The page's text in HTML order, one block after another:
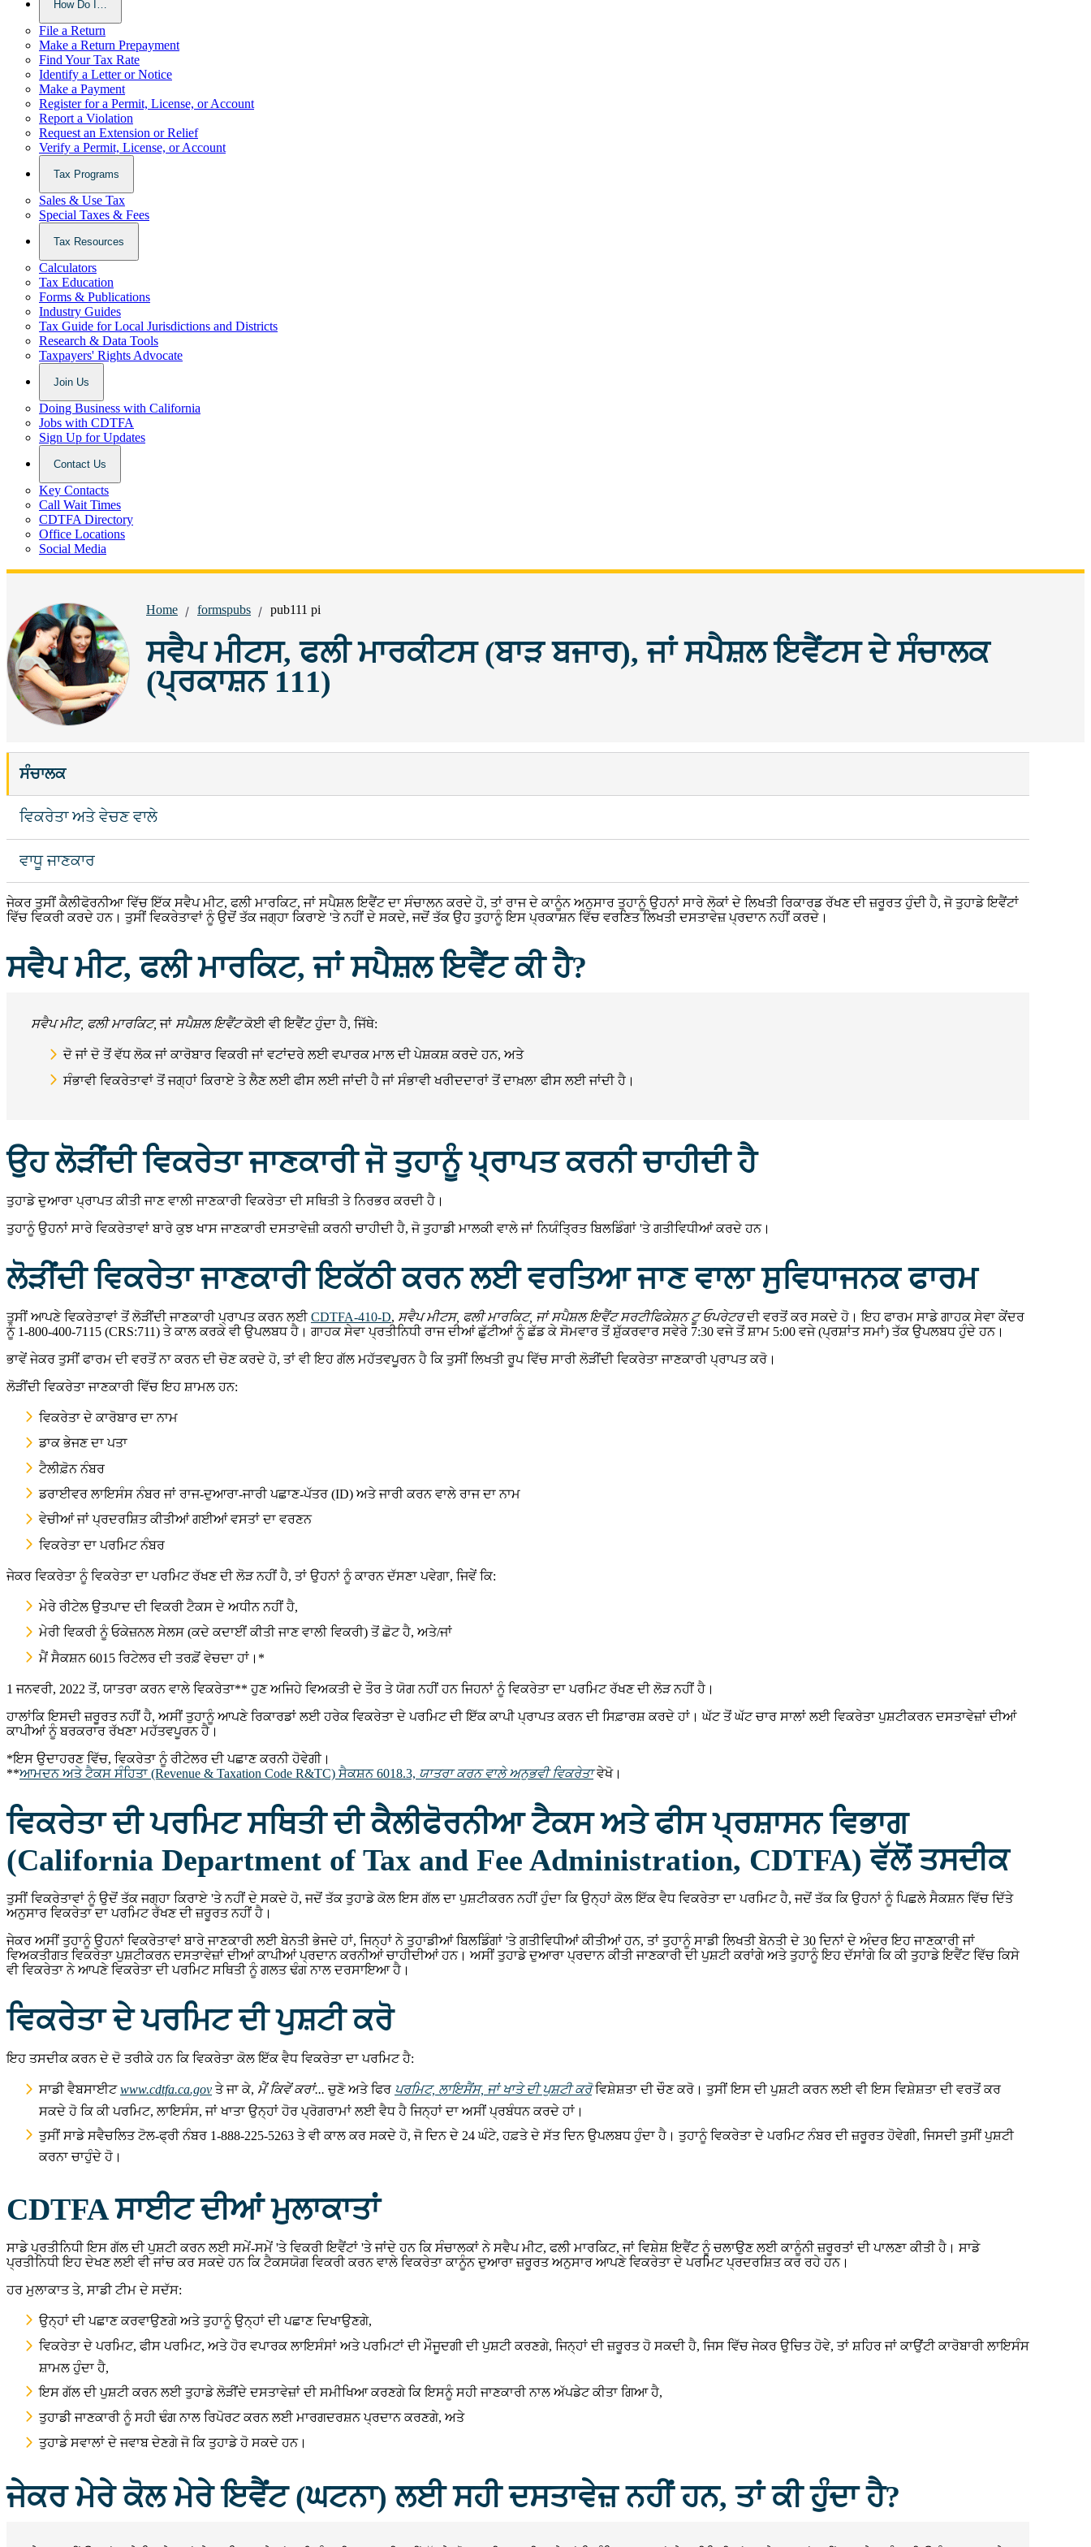
How Do I…
File a Return
Make a Return Prepayment
Find Your Tax Rate
Identify a Letter or Notice
Make a Payment
Register for a Permit, License, or Account
Report a Violation
Request an Extension or Relief
Verify a Permit, License, or Account
Tax Programs
Sales & Use Tax
Special Taxes & Fees
Tax Resources
Calculators
Tax Education
Forms & Publications
Industry Guides
Tax Guide for Local Jurisdictions and Districts
Research & Data Tools
Taxpayers' Rights Advocate
Join Us
Doing Business with California
Jobs with CDTFA
Sign Up for Updates
Contact Us
Key Contacts
Call Wait Times
CDTFA Directory
Office Locations
Social Media
Breadcrumbs: Home formspubs pub111 pi
ਸਵੈਪ ਮੀਟਸ, ਫਲੀ ਮਾਰਕੀਟਸ (ਬਾੜ ਬਜਾਰ), ਜਾਂ ਸਪੈਸ਼ਲ ਇਵੈਂਟਸ ਦੇ ਸੰਚਾਲਕ
(ਪ੍ਰਕਾਸ਼ਨ 111)
ਸੰਚਾਲਕ
ਵਿਕਰੇਤਾ ਅਤੇ ਵੇਚਣ ਵਾਲੇ
ਵਾਧੂ ਜਾਣਕਾਰ
ਜੇਕਰ ਤੁਸੀਂ ਕੈਲੀਫੋਰਨੀਆ ਵਿੱਚ ਇੱਕ ਸਵੈਪ ਮੀਟ, ਫਲੀ ਮਾਰਕਿਟ, ਜਾਂ ਸਪੈਸ਼ਲ ਇਵੈਂਟ ਦਾ ਸੰਚਾਲਨ ਕਰਦੇ ਹੋ, ਤਾਂ ਰਾਜ ਦੇ ਕਾਨੂੰਨ ਅਨੁਸਾਰ ਤੁਹਾਨੂੰ ਉਹਨਾਂ ਸਾਰੇ ਲੋਕਾਂ ਦੇ ਲਿਖਤੀ ਰਿਕਾਰਡ ਰੱਖਣ ਦੀ ਜ਼ਰੂਰਤ ਹੁੰਦੀ ਹੈ, ਜੋ ਤੁਹਾਡੇ ਇਵੈਂਟਾਂ
ਵਿੱਚ ਵਿਕਰੀ ਕਰਦੇ ਹਨ। ਤੁਸੀਂ ਵਿਕਰੇਤਾਵਾਂ ਨੂੰ ਉਦੋਂ ਤੱਕ ਜਗ੍ਹਾ ਕਿਰਾਏ 'ਤੇ ਨਹੀਂ ਦੇ ਸਕਦੇ, ਜਦੋਂ ਤੱਕ ਉਹ ਤੁਹਾਨੂੰ ਇਸ ਪ੍ਰਕਾਸ਼ਨ ਵਿੱਚ ਵਰਣਿਤ ਲਿਖਤੀ ਦਸਤਾਵੇਜ਼ ਪ੍ਰਦਾਨ ਨਹੀਂ ਕਰਦੇ।
ਸਵੈਪ ਮੀਟ, ਫਲੀ ਮਾਰਕਿਟ, ਜਾਂ ਸਪੈਸ਼ਲ ਇਵੈਂਟ ਕੀ ਹੈ?
ਸਵੈਪ ਮੀਟ, ਫਲੀ ਮਾਰਕਿਟ,ਜਾਂ ਸਪੈਸ਼ਲ ਇਵੈਂਟਕੋਈ ਵੀ ਇਵੈਂਟ ਹੁੰਦਾ ਹੈ, ਜਿੱਥੇ:
ਦੋ ਜਾਂ ਦੋ ਤੋਂ ਵੱਧ ਲੋਕ ਜਾਂ ਕਾਰੋਬਾਰ ਵਿਕਰੀ ਜਾਂ ਵਟਾਂਦਰੇ ਲਈ ਵਪਾਰਕ ਮਾਲ ਦੀ ਪੇਸ਼ਕਸ਼ ਕਰਦੇ ਹਨ, ਅਤੇ
ਸੰਭਾਵੀ ਵਿਕਰੇਤਾਵਾਂ ਤੋਂ ਜਗ੍ਹਾਂ ਕਿਰਾਏ ਤੇ ਲੈਣ ਲਈ ਫੀਸ ਲਈ ਜਾਂਦੀ ਹੈ ਜਾਂ ਸੰਭਾਵੀ ਖਰੀਦਦਾਰਾਂ ਤੋਂ ਦਾਖ਼ਲਾ ਫੀਸ ਲਈ ਜਾਂਦੀ ਹੈ।
ਉਹ ਲੋੜੀਂਦੀ ਵਿਕਰੇਤਾ ਜਾਣਕਾਰੀ ਜੋ ਤੁਹਾਨੂੰ ਪ੍ਰਾਪਤ ਕਰਨੀ ਚਾਹੀਦੀ ਹੈ
ਤੁਹਾਡੇ ਦੁਆਰਾ ਪ੍ਰਾਪਤ ਕੀਤੀ ਜਾਣ ਵਾਲੀ ਜਾਣਕਾਰੀ ਵਿਕਰੇਤਾ ਦੀ ਸਥਿਤੀ ਤੇ ਨਿਰਭਰ ਕਰਦੀ ਹੈ।
ਤੁਹਾਨੂੰ ਉਹਨਾਂ ਸਾਰੇ ਵਿਕਰੇਤਾਵਾਂ ਬਾਰੇ ਕੁਝ ਖਾਸ ਜਾਣਕਾਰੀ ਦਸਤਾਵੇਜ਼ੀ ਕਰਨੀ ਚਾਹੀਦੀ ਹੈ, ਜੋ ਤੁਹਾਡੀ ਮਾਲਕੀ ਵਾਲੇ ਜਾਂ ਨਿਯੰਤ੍ਰਿਤ ਬਿਲਡਿੰਗਾਂ 'ਤੇ ਗਤੀਵਿਧੀਆਂ ਕਰਦੇ ਹਨ।
ਲੋੜੀਂਦੀ ਵਿਕਰੇਤਾ ਜਾਣਕਾਰੀ ਇਕੱਠੀ ਕਰਨ ਲਈ ਵਰਤਿਆ ਜਾਣ ਵਾਲਾ ਸੁਵਿਧਾਜਨਕ ਫਾਰਮ
ਤੁਸੀਂ ਆਪਣੇ ਵਿਕਰੇਤਾਵਾਂ ਤੋਂ ਲੋੜੀਂਦੀ ਜਾਣਕਾਰੀ ਪ੍ਰਾਪਤ ਕਰਨ ਲਈCDTFA-410-D, ਸਵੈਪ ਮੀਟਸ, ਫਲੀ ਮਾਰਕਿਟ, ਜਾਂ ਸਪੈਸ਼ਲ ਇਵੈਂਟ ਸਰਟੀਫਿਕੇਸ਼ਨ ਟੂ ਓਪਰੇਟਰਦੀ ਵਰਤੋਂ ਕਰ ਸਕਦੇ ਹੋ। ਇਹ ਫਾਰਮ ਸਾਡੇ ਗਾਹਕ ਸੇਵਾ ਕੇਂਦਰ
ਨੂੰ 1‑800‑400‑7115 (CRS:711) ਤੇ ਕਾਲ ਕਰਕੇ ਵੀ ਉਪਲਬਧ ਹੈ। ਗਾਹਕ ਸੇਵਾ ਪ੍ਰਤੀਨਿਧੀ ਰਾਜ ਦੀਆਂ ਛੁੱਟੀਆਂ ਨੂੰ ਛੱਡ ਕੇ ਸੋਮਵਾਰ ਤੋਂ ਸ਼ੁੱਕਰਵਾਰ ਸਵੇਰੇ 7:30 ਵਜੇ ਤੋਂ ਸ਼ਾਮ 5:00 ਵਜੇ (ਪ੍ਰਸ਼ਾਂਤ ਸਮਾਂ) ਤੱਕ ਉਪਲਬਧ ਹੁੰਦੇ ਹਨ।
ਭਾਵੇਂ ਜੇਕਰ ਤੁਸੀਂ ਫਾਰਮ ਦੀ ਵਰਤੋਂ ਨਾ ਕਰਨ ਦੀ ਚੋਣ ਕਰਦੇ ਹੋ, ਤਾਂ ਵੀ ਇਹ ਗੱਲ ਮਹੱਤਵਪੂਰਨ ਹੈ ਕਿ ਤੁਸੀਂ ਲਿਖਤੀ ਰੂਪ ਵਿੱਚ ਸਾਰੀ ਲੋੜੀਂਦੀ ਵਿਕਰੇਤਾ ਜਾਣਕਾਰੀ ਪ੍ਰਾਪਤ ਕਰੋ।
ਲੋੜੀਂਦੀ ਵਿਕਰੇਤਾ ਜਾਣਕਾਰੀ ਵਿੱਚ ਇਹ ਸ਼ਾਮਲ ਹਨ:
ਵਿਕਰੇਤਾ ਦੇ ਕਾਰੋਬਾਰ ਦਾ ਨਾਮ
ਡਾਕ ਭੇਜਣ ਦਾ ਪਤਾ
ਟੈਲੀਫ਼ੋਨ ਨੰਬਰ
ਡਰਾਈਵਰ ਲਾਇਸੰਸ ਨੰਬਰ ਜਾਂ ਰਾਜ-ਦੁਆਰਾ-ਜਾਰੀ ਪਛਾਣ-ਪੱਤਰ (ID) ਅਤੇ ਜਾਰੀ ਕਰਨ ਵਾਲੇ ਰਾਜ ਦਾ ਨਾਮ
ਵੇਚੀਆਂ ਜਾਂ ਪ੍ਰਦਰਸ਼ਿਤ ਕੀਤੀਆਂ ਗਈਆਂ ਵਸਤਾਂ ਦਾ ਵਰਣਨ
ਵਿਕਰੇਤਾ ਦਾ ਪਰਮਿਟ ਨੰਬਰ
ਜੇਕਰ ਵਿਕਰੇਤਾ ਨੂੰ ਵਿਕਰੇਤਾ ਦਾ ਪਰਮਿਟ ਰੱਖਣ ਦੀ ਲੋੜ ਨਹੀਂ ਹੈ, ਤਾਂ ਉਹਨਾਂ ਨੂੰ ਕਾਰਨ ਦੱਸਣਾ ਪਵੇਗਾ, ਜਿਵੇਂ ਕਿ:
ਮੇਰੇ ਰੀਟੇਲ ਉਤਪਾਦ ਦੀ ਵਿਕਰੀ ਟੈਕਸ ਦੇ ਅਧੀਨ ਨਹੀਂ ਹੈ,
ਮੇਰੀ ਵਿਕਰੀ ਨੂੰ ਓਕੇਜ਼ਨਲ ਸੇਲਸ (ਕਦੇ ਕਦਾਈਂ ਕੀਤੀ ਜਾਣ ਵਾਲੀ ਵਿਕਰੀ) ਤੋਂ ਛੋਟ ਹੈ, ਅਤੇ/ਜਾਂ
ਮੈਂ ਸੈਕਸ਼ਨ 6015 ਰਿਟੇਲਰ ਦੀ ਤਰਫ਼ੋਂ ਵੇਚਦਾ ਹਾਂ।*
1 ਜਨਵਰੀ, 2022 ਤੋਂ, ਯਾਤਰਾ ਕਰਨ ਵਾਲੇ ਵਿਕਰੇਤਾ** ਹੁਣ ਅਜਿਹੇ ਵਿਅਕਤੀ ਦੇ ਤੌਰ ਤੇ ਯੋਗ ਨਹੀਂ ਹਨ ਜਿਹਨਾਂ ਨੂੰ ਵਿਕਰੇਤਾ ਦਾ ਪਰਮਿਟ ਰੱਖਣ ਦੀ ਲੋੜ ਨਹੀਂ ਹੈ।
ਹਾਲਾਂਕਿ ਇਸਦੀ ਜ਼ਰੂਰਤ ਨਹੀਂ ਹੈ, ਅਸੀਂ ਤੁਹਾਨੂੰ ਆਪਣੇ ਰਿਕਾਰਡਾਂ ਲਈ ਹਰੇਕ ਵਿਕਰੇਤਾ ਦੇ ਪਰਮਿਟ ਦੀ ਇੱਕ ਕਾਪੀ ਪ੍ਰਾਪਤ ਕਰਨ ਦੀ ਸਿਫ਼ਾਰਸ਼ ਕਰਦੇ ਹਾਂ। ਘੱਟ ਤੋਂ ਘੱਟ ਚਾਰ ਸਾਲਾਂ ਲਈ ਵਿਕਰੇਤਾ ਪੁਸ਼ਟੀਕਰਨ ਦਸਤਾਵੇਜ਼ਾਂ ਦੀਆਂ
ਕਾਪੀਆਂ ਨੂੰ ਬਰਕਰਾਰ ਰੱਖਣਾ ਮਹੱਤਵਪੂਰਨ ਹੈ।
*ਇਸ ਉਦਾਹਰਣ ਵਿੱਚ, ਵਿਕਰੇਤਾ ਨੂੰ ਰੀਟੇਲਰ ਦੀ ਪਛਾਣ ਕਰਨੀ ਹੋਵੇਗੀ।
**ਆਮਦਨ ਅਤੇ ਟੈਕਸ ਸੰਹਿਤਾ (Revenue & Taxation Code R&TC) ਸੈਕਸ਼ਨ 6018.3, ਯਾਤਰਾ ਕਰਨ ਵਾਲੇ ਅਨੁਭਵੀ ਵਿਕਰੇਤਾਵੇਖੋ।
ਵਿਕਰੇਤਾ ਦੀ ਪਰਮਿਟ ਸਥਿਤੀ ਦੀ ਕੈਲੀਫੋਰਨੀਆ ਟੈਕਸ ਅਤੇ ਫੀਸ ਪ੍ਰਸ਼ਾਸਨ ਵਿਭਾਗ
(California Department of Tax and Fee Administration, CDTFA) ਵੱਲੋਂ ਤਸਦੀਕ
ਤੁਸੀਂ ਵਿਕਰੇਤਾਵਾਂ ਨੂੰ ਉਦੋਂ ਤੱਕ ਜਗ੍ਹਾ ਕਿਰਾਏ 'ਤੇ ਨਹੀਂ ਦੇ ਸਕਦੇ ਹੋ, ਜਦੋਂ ਤੱਕ ਤੁਹਾਡੇ ਕੋਲ ਇਸ ਗੱਲ ਦਾ ਪੁਸ਼ਟੀਕਰਨ ਨਹੀਂ ਹੁੰਦਾ ਕਿ ਉਨ੍ਹਾਂ ਕੋਲ ਇੱਕ ਵੈਧ ਵਿਕਰੇਤਾ ਦਾ ਪਰਮਿਟ ਹੈ, ਜਦੋਂ ਤੱਕ ਕਿ ਉਹਨਾਂ ਨੂੰ ਪਿਛਲੇ ਸੈਕਸ਼ਨ ਵਿੱਚ ਦਿੱਤੇ
ਅਨੁਸਾਰ ਵਿਕਰੇਤਾ ਦਾ ਪਰਮਿਟ ਰੱਖਣ ਦੀ ਜ਼ਰੂਰਤ ਨਹੀਂ ਹੈ।
ਜੇਕਰ ਅਸੀਂ ਤੁਹਾਨੂੰ ਉਹਨਾਂ ਵਿਕਰੇਤਾਵਾਂ ਬਾਰੇ ਜਾਣਕਾਰੀ ਲਈ ਬੇਨਤੀ ਭੇਜਦੇ ਹਾਂ, ਜਿਨ੍ਹਾਂ ਨੇ ਤੁਹਾਡੀਆਂ ਬਿਲਡਿੰਗਾਂ 'ਤੇ ਗਤੀਵਿਧੀਆਂ ਕੀਤੀਆਂ ਹਨ, ਤਾਂ ਤੁਹਾਨੂੰ ਸਾਡੀ ਲਿਖਤੀ ਬੇਨਤੀ ਦੇ 30 ਦਿਨਾਂ ਦੇ ਅੰਦਰ ਇਹ ਜਾਣਕਾਰੀ ਜਾਂ
ਵਿਅਕਤੀਗਤ ਵਿਕਰੇਤਾ ਪੁਸ਼ਟੀਕਰਨ ਦਸਤਾਵੇਜ਼ਾਂ ਦੀਆਂ ਕਾਪੀਆਂ ਪ੍ਰਦਾਨ ਕਰਨੀਆਂ ਚਾਹੀਦੀਆਂ ਹਨ। ਅਸੀਂ ਤੁਹਾਡੇ ਦੁਆਰਾ ਪ੍ਰਦਾਨ ਕੀਤੀ ਜਾਣਕਾਰੀ ਦੀ ਪੁਸ਼ਟੀ ਕਰਾਂਗੇ ਅਤੇ ਤੁਹਾਨੂੰ ਇਹ ਦੱਸਾਂਗੇ ਕਿ ਕੀ ਤੁਹਾਡੇ ਇਵੈਂਟ ਵਿੱਚ ਕਿਸੇ
ਵੀ ਵਿਕਰੇਤਾ ਨੇ ਆਪਣੇ ਵਿਕਰੇਤਾ ਦੀ ਪਰਮਿਟ ਸਥਿਤੀ ਨੂੰ ਗਲਤ ਢੰਗ ਨਾਲ ਦਰਸਾਇਆ ਹੈ।
ਵਿਕਰੇਤਾ ਦੇ ਪਰਮਿਟ ਦੀ ਪੁਸ਼ਟੀ ਕਰੋ
ਇਹ ਤਸਦੀਕ ਕਰਨ ਦੇ ਦੋ ਤਰੀਕੇ ਹਨ ਕਿ ਵਿਕਰੇਤਾ ਕੋਲ ਇੱਕ ਵੈਧ ਵਿਕਰੇਤਾ ਦਾ ਪਰਮਿਟ ਹੈ:
ਸਾਡੀ ਵੈਬਸਾਈਟwww.cdtfa.ca.gov ਤੇ ਜਾ ਕੇ, ਮੈਂ ਕਿਵੇਂ ਕਰਾਂ... ਚੁਣੋ ਅਤੇ ਫਿਰ ਪਰਮਿਟ, ਲਾਇਸੈਂਸ, ਜਾਂ ਖਾਤੇ ਦੀ ਪੁਸ਼ਟੀ ਕਰੋਵਿਸ਼ੇਸ਼ਤਾ ਦੀ ਚੌਣ ਕਰੋ। ਤੁਸੀਂ ਇਸ ਦੀ ਪੁਸ਼ਟੀ ਕਰਨ ਲਈ ਵੀ ਇਸ ਵਿਸ਼ੇਸ਼ਤਾ ਦੀ ਵਰਤੋਂ ਕਰ
ਸਕਦੇ ਹੋ ਕਿ ਕੀ ਪਰਮਿਟ, ਲਾਇਸੰਸ, ਜਾਂ ਖਾਤਾ ਉਨ੍ਹਾਂ ਹੋਰ ਪ੍ਰੋਗਰਾਮਾਂ ਲਈ ਵੈਧ ਹੈ ਜਿਨ੍ਹਾਂ ਦਾ ਅਸੀਂ ਪ੍ਰਬੰਧਨ ਕਰਦੇ ਹਾਂ।
ਤੁਸੀਂ ਸਾਡੇ ਸਵੈਚਲਿਤ ਟੋਲ-ਫ੍ਰੀ ਨੰਬਰ 1-888-225-5263 ਤੇ ਵੀ ਕਾਲ ਕਰ ਸਕਦੇ ਹੋ, ਜੋ ਦਿਨ ਦੇ 24 ਘੰਟੇ, ਹਫ਼ਤੇ ਦੇ ਸੱਤ ਦਿਨ ਉਪਲਬਧ ਹੁੰਦਾ ਹੈ। ਤੁਹਾਨੂੰ ਵਿਕਰੇਤਾ ਦੇ ਪਰਮਿਟ ਨੰਬਰ ਦੀ ਜ਼ਰੂਰਤ ਹੋਵੇਗੀ, ਜਿਸਦੀ ਤੁਸੀਂ ਪੁਸ਼ਟੀ
ਕਰਨਾ ਚਾਹੁੰਦੇ ਹੋ।
CDTFA ਸਾਈਟ ਦੀਆਂ ਮੁਲਾਕਾਤਾਂ
ਸਾਡੇ ਪ੍ਰਤੀਨਿਧੀ ਇਸ ਗੱਲ ਦੀ ਪੁਸ਼ਟੀ ਕਰਨ ਲਈ ਸਮੇਂ-ਸਮੇਂ 'ਤੇ ਵਿਕਰੀ ਇਵੈਂਟਾਂ 'ਤੇ ਜਾਂਦੇ ਹਨ ਕਿ ਸੰਚਾਲਕਾਂ ਨੇ ਸਵੈਪ ਮੀਟ, ਫਲੀ ਮਾਰਕਿਟ, ਜਾਂ ਵਿਸ਼ੇਸ਼ ਇਵੈਂਟ ਨੂੰ ਚਲਾਉਣ ਲਈ ਕਾਨੂੰਨੀ ਜ਼ਰੂਰਤਾਂ ਦੀ ਪਾਲਣਾ ਕੀਤੀ ਹੈ। ਸਾਡੇ
ਪ੍ਰਤੀਨਿਧੀ ਇਹ ਦੇਖਣ ਲਈ ਵੀ ਜਾਂਚ ਕਰ ਸਕਦੇ ਹਨ ਕਿ ਟੈਕਸਯੋਗ ਵਿਕਰੀ ਕਰਨ ਵਾਲੇ ਵਿਕਰੇਤਾ ਕਾਨੂੰਨ ਦੁਆਰਾ ਜ਼ਰੂਰਤ ਅਨੁਸਾਰ ਆਪਣੇ ਵਿਕਰੇਤਾ ਦੇ ਪਰਮਿਟ ਪ੍ਰਦਰਸ਼ਿਤ ਕਰ ਰਹੇ ਹਨ।
ਹਰ ਮੁਲਾਕਾਤ ਤੇ, ਸਾਡੀ ਟੀਮ ਦੇ ਸਦੱਸ:
ਉਨ੍ਹਾਂ ਦੀ ਪਛਾਣ ਕਰਵਾਉਣਗੇ ਅਤੇ ਤੁਹਾਨੂੰ ਉਨ੍ਹਾਂ ਦੀ ਪਛਾਣ ਦਿਖਾਉਣਗੇ,
ਵਿਕਰੇਤਾ ਦੇ ਪਰਮਿਟ, ਫੀਸ ਪਰਮਿਟ, ਅਤੇ ਹੋਰ ਵਪਾਰਕ ਲਾਇਸੰਸਾਂ ਅਤੇ ਪਰਮਿਟਾਂ ਦੀ ਮੌਜੂਦਗੀ ਦੀ ਪੁਸ਼ਟੀ ਕਰਣਗੇ, ਜਿਨ੍ਹਾਂ ਦੀ ਜ਼ਰੂਰਤ ਹੋ ਸਕਦੀ ਹੈ, ਜਿਸ ਵਿੱਚ ਜੇਕਰ ਉਚਿਤ ਹੋਵੇ, ਤਾਂ ਸ਼ਹਿਰ ਜਾਂ ਕਾਉਂਟੀ ਕਾਰੋਬਾਰੀ ਲਾਇਸੰਸ
ਸ਼ਾਮਲ ਹੁੰਦਾ ਹੈ,
ਇਸ ਗੱਲ ਦੀ ਪੁਸ਼ਟੀ ਕਰਨ ਲਈ ਤੁਹਾਡੇ ਲੋੜੀਂਦੇ ਦਸਤਾਵੇਜ਼ਾਂ ਦੀ ਸਮੀਖਿਆ ਕਰਣਗੇ ਕਿ ਇਸਨੂੰ ਸਹੀ ਜਾਣਕਾਰੀ ਨਾਲ ਅੱਪਡੇਟ ਕੀਤਾ ਗਿਆ ਹੈ,
ਤੁਹਾਡੀ ਜਾਣਕਾਰੀ ਨੂੰ ਸਹੀ ਢੰਗ ਨਾਲ ਰਿਪੋਰਟ ਕਰਨ ਲਈ ਮਾਰਗਦਰਸ਼ਨ ਪ੍ਰਦਾਨ ਕਰਣਗੇ, ਅਤੇ
ਤੁਹਾਡੇ ਸਵਾਲਾਂ ਦੇ ਜਵਾਬ ਦੇਣਗੇ ਜੋ ਕਿ ਤੁਹਾਡੇ ਹੋ ਸਕਦੇ ਹਨ।
ਜੇਕਰ ਮੇਰੇ ਕੋਲ ਮੇਰੇ ਇਵੈਂਟ (ਘਟਨਾ) ਲਈ ਸਹੀ ਦਸਤਾਵੇਜ਼ ਨਹੀਂ ਹਨ, ਤਾਂ ਕੀ ਹੁੰਦਾ ਹੈ?